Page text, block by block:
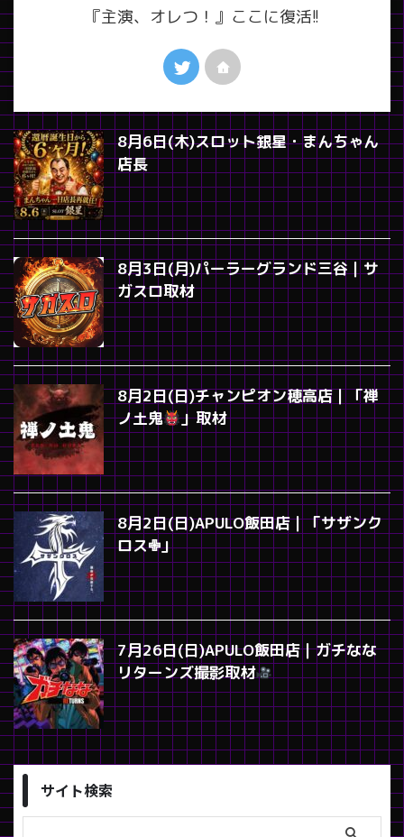
『主演、オレつ！』ここに復活!!
8月6日(木)スロット銀星・まんちゃん
店長
8月3日(月)パーラーグランド三谷｜サ
ガスロ取材
8月2日(日)チャンピオン穂高店｜「禅
ノ土鬼
」取材
8月2日(日)APULO飯田店｜「サザンク
ロス✙」
7月26日(日)APULO飯田店｜ガチなな
リターンズ撮影取材
サイト検索